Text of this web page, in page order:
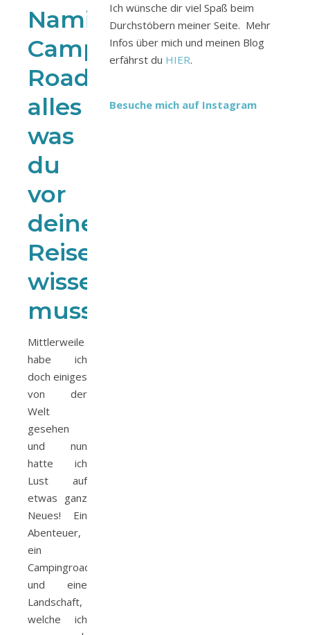
Namibia
Camping-
Roadtrip:
alles
was
du
vor
deiner
Reise
wissen
musst!
Mittlerweile
habe ich
doch einiges
von der
Welt
gesehen
und nun
hatte ich
Lust auf
etwas ganz
Neues! Ein
Abenteuer,
ein
Campingroadtrip
und eine
Landschaft,
welche ich
Ich wünsche dir viel Spaß beim
Durchstöbern meiner Seite. Mehr
Infos über mich und meinen Blog
erfährst du HIER.
Besuche mich auf Instagram